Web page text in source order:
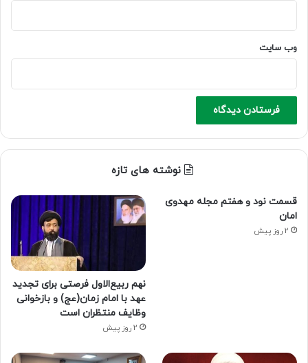
وب‌ سایت
نوشته های تازه
قسمت نود و هفتم مجله مهدوی
امان
2 روز پیش
نهم ربیع‌الاول فرصتی برای تجدید
عهد با امام زمان(عج) و بازخوانی
وظایف منتظران است
2 روز پیش